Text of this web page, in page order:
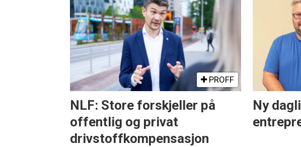
PROFF
NLF: Store forskjeller på
offentlig og privat
drivstoffkompensasjon
Ny